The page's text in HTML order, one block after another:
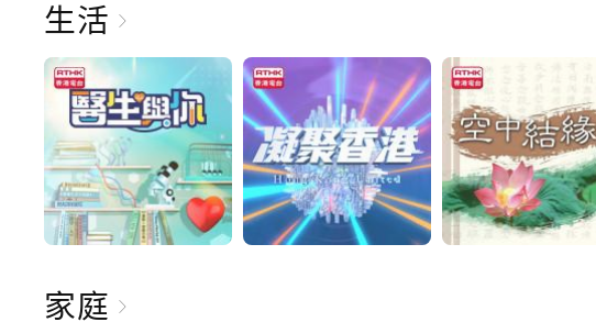
生活
家庭